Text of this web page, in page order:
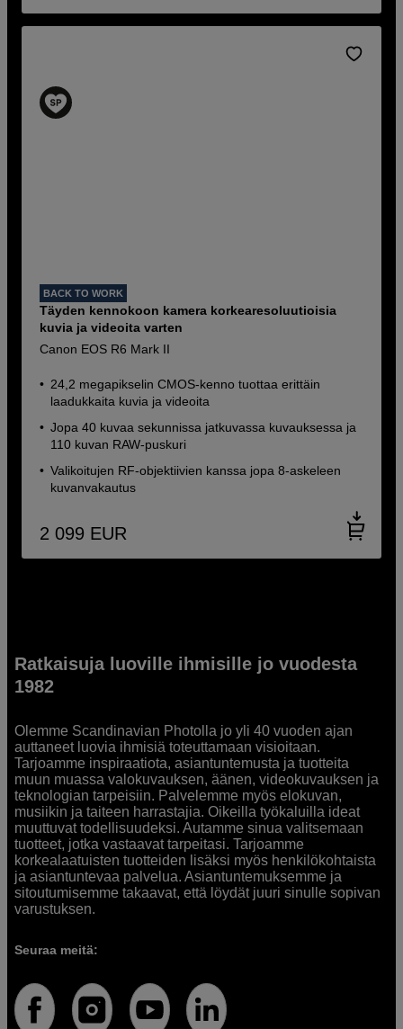
BACK TO WORK
Täyden kennokoon kamera korkearesoluutioisia
kuvia ja videoita varten
Canon EOS R6 Mark II
24,2 megapikselin CMOS-kenno tuottaa erittäin
laadukkaita kuvia ja videoita
Jopa 40 kuvaa sekunnissa jatkuvassa kuvauksessa ja
110 kuvan RAW-puskuri
Valikoitujen RF-objektiivien kanssa jopa 8-askeleen
kuvanvakautus
2 099 EUR
Ratkaisuja luoville ihmisille jo vuodesta
1982
Olemme Scandinavian Photolla jo yli 40 vuoden ajan
auttaneet luovia ihmisiä toteuttamaan visioitaan.
Tarjoamme inspiraatiota, asiantuntemusta ja tuotteita
muun muassa valokuvauksen, äänen, videokuvauksen ja
teknologian tarpeisiin. Palvelemme myös elokuvan,
musiikin ja taiteen harrastajia. Oikeilla työkaluilla ideat
muuttuvat todellisuudeksi. Autamme sinua valitsemaan
tuotteet, jotka vastaavat tarpeitasi. Tarjoamme
korkealaatuisten tuotteiden lisäksi myös henkilökohtaista
ja asiantuntevaa palvelua. Asiantuntemuksemme ja
sitoutumisemme takaavat, että löydät juuri sinulle sopivan
varustuksen.
Seuraa meitä: